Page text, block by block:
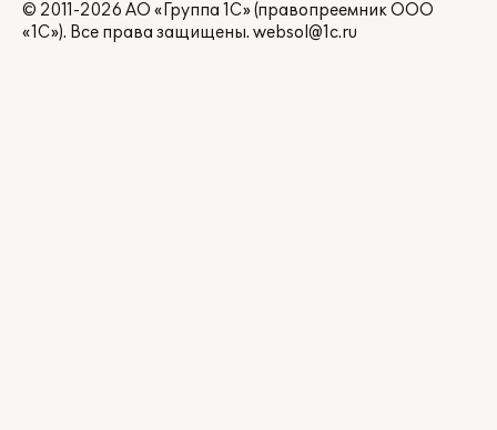
© 2011-2026 АО «Группа 1С» (правопреемник ООО
«1С»). Все права защищены. websol@1c.ru